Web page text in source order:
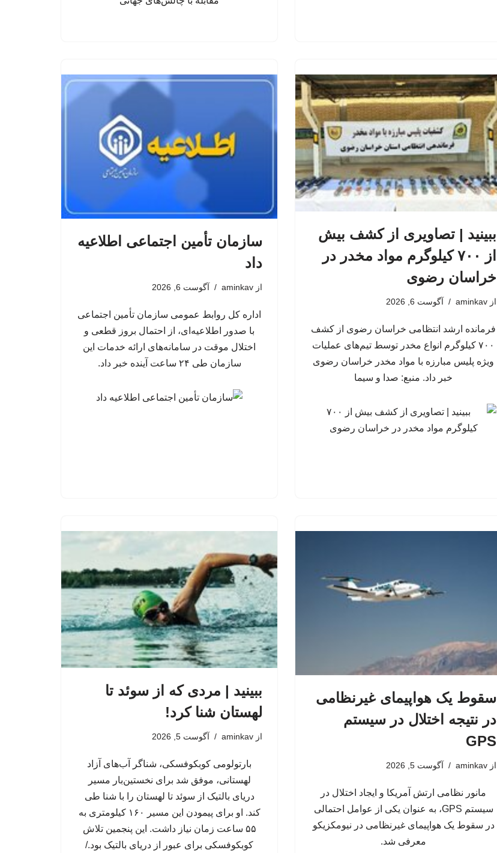
ببینید | تصاویری از کشف بیش
از ۷۰۰ کیلوگرم مواد مخدر در
خراسان رضوی
از aminkav آگوست 6, 2026
فرمانده ارشد انتظامی خراسان رضوی از کشف
۷۰۰ کیلوگرم انواع مخدر توسط تیم‌های عملیات
ویژه پلیس مبارزه با مواد مخدر خراسان رضوی
خبر داد. منبع: صدا و سیما
سازمان تأمین اجتماعی اطلاعیه
داد
از aminkav آگوست 6, 2026
اداره کل روابط عمومی سازمان تأمین اجتماعی
با صدور اطلاعیه‌ای، از احتمال بروز قطعی و
اختلال موقت در سامانه‌های ارائه خدمات این
سازمان طی ۲۴ ساعت آینده خبر داد.
سقوط یک هواپیمای غیرنظامی
در نتیجه اختلال در سیستم‌
GPS
از aminkav آگوست 5, 2026
مانور نظامی ارتش آمریکا و ایجاد اختلال در
سیستم‌ GPS، به عنوان یکی از عوامل احتمالی
در سقوط یک هواپیمای غیرنظامی در نیومکزیکو
معرفی شد.
ببینید | مردی که از سوئد تا
لهستان شنا کرد!
از aminkav آگوست 5, 2026
بارتولومی کوبکوفسکی، شناگر آب‌های آزاد
لهستانی، موفق شد برای نخستین‌بار مسیر
دریای بالتیک از سوئد تا لهستان را با شنا طی
کند. او برای پیمودن این مسیر ۱۶۰ کیلومتری به
۵۵ ساعت زمان نیاز داشت. این پنجمین تلاش
کوبکوفسکی برای عبور از دریای بالتیک بود./